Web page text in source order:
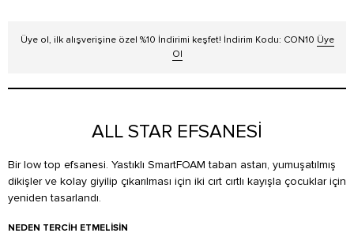
Üye ol, ilk alışverişine özel %10 İndirimi keşfet! İndirim Kodu: CON10 Üye
Ol
ALL STAR EFSANESİ
Bir low top efsanesi. Yastıklı SmartFOAM taban astarı, yumuşatılmış
dikişler ve kolay giyilip çıkarılması için iki cırt cırtlı kayışla çocuklar için
yeniden tasarlandı.
NEDEN TERCIH ETMELISIN